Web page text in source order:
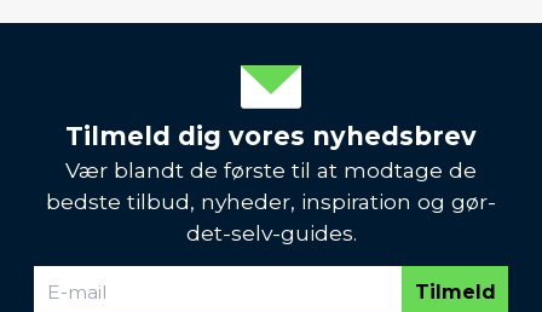
Tilmeld dig vores nyhedsbrev
Vær blandt de første til at modtage de
bedste tilbud, nyheder, inspiration og gør-
det-selv-guides.
Tilmeld